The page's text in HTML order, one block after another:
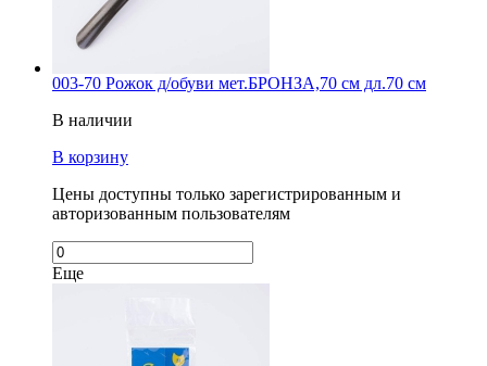
003-70 Рожок д/обуви мет.БРОНЗА,70 см дл.70 см
В наличии
В корзину
Цены доступны только зарегистрированным и
авторизованным пользователям
Еще